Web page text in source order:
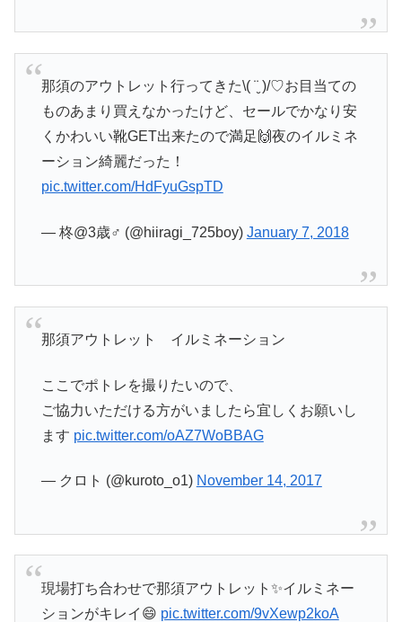
那須のアウトレット行ってきた\( ¨̮ )/♡お目当ての
ものあまり買えなかったけど、セールでかなり安
くかわいい靴GET出来たので満足🙌夜のイルミネ
ーション綺麗だった！
pic.twitter.com/HdFyuGspTD
— 柊@3歳♂ (@hiiragi_725boy) January 7, 2018
那須アウトレット イルミネーション
ここでポトレを撮りたいので、
ご協力いただける方がいましたら宜しくお願いし
ます pic.twitter.com/oAZ7WoBBAG
— クロト (@kuroto_o1) November 14, 2017
現場打ち合わせで那須アウトレット✨イルミネー
ションがキレイ😄 pic.twitter.com/9vXewp2koA